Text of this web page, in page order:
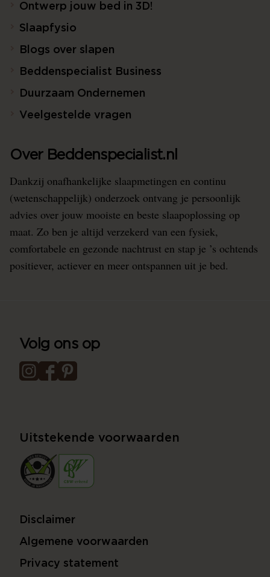
Ontwerp jouw bed in 3D!
Slaapfysio
Blogs over slapen
Beddenspecialist Business
Duurzaam Ondernemen
Veelgestelde vragen
Over Beddenspecialist.nl
Dankzij onafhankelijke slaapmetingen en continu
(wetenschappelijk) onderzoek ontvang je persoonlijk
advies over jouw mooiste en beste slaapoplossing op
maat. Zo ben je altijd verzekerd van een fysiek,
comfortabele en gezonde nachtrust en stap je ’s ochtends
positiever, actiever en meer ontspannen uit je bed.
Volg ons op
Uitstekende voorwaarden
Disclaimer
Algemene voorwaarden
Privacy statement